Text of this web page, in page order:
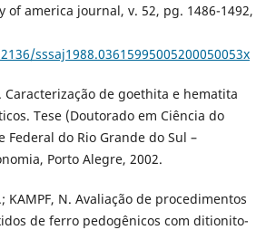
of america journal, v. 52, pg. 1486-1492,
sssaj1988.03615995005200050053x
Caracterização de goethita e hematita
Tese (Doutorado em Ciência do
Federal do Rio Grande do Sul –
Porto Alegre, 2002.
KAMPF, N. Avaliação de procedimentos
de ferro pedogênicos com ditionito-